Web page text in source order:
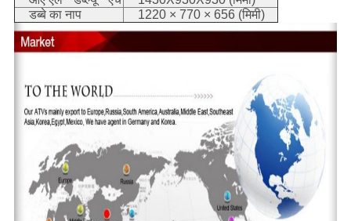
डब्बे का नाप
1220 × 770 × 656 (मिमी)